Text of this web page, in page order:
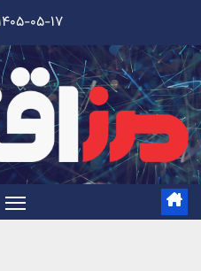
content
۱۴۰۵-۰۵-